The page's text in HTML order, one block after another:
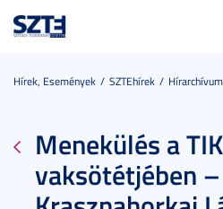
Hírek, Események SZTEhírek Hírarchívum
Menekülés a TIK
vaksötétjében –